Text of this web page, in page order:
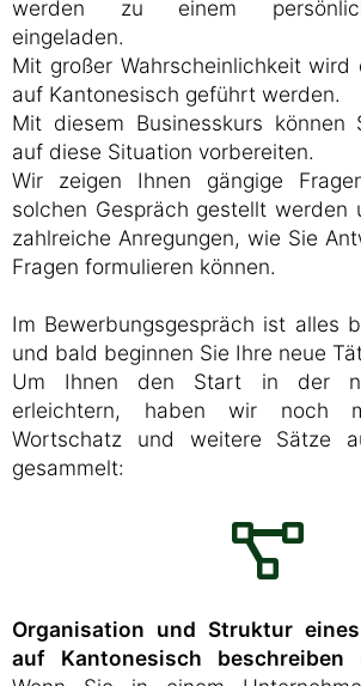
werden zu einem
eingeladen.
Mit großer Wahrscheinlichkeit wird
auf Kantonesisch geführt werden.
Mit diesem Businesskurs können
auf diese Situation vorbereiten.
Wir zeigen Ihnen gängige
solchen Gespräch gestellt werden
zahlreiche Anregungen, wie Sie
Fragen formulieren können.
Im Bewerbungsgespräch ist alles
und bald beginnen Sie Ihre neue
Um Ihnen den Start in der
erleichtern, haben wir noch
Wortschatz und weitere Sätze
gesammelt:
Organisation und Struktur
auf Kantonesisch beschreiben